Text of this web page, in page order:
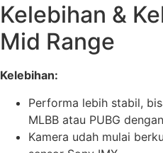
Kelebihan &
Mid Range
Kelebihan:
Performa lebih stabil,
MLBB atau PUBG
Kamera udah mulai